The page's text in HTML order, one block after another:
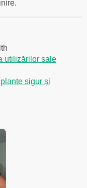
utilizărilor sale
sigur și